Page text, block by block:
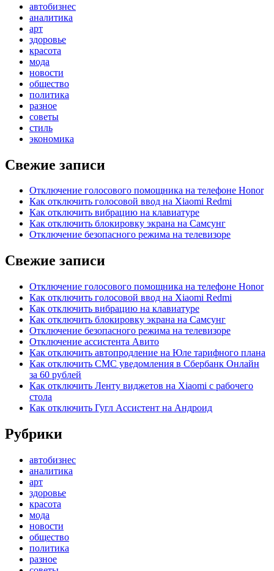
автобизнес
аналитика
арт
здоровье
красота
мода
новости
общество
политика
разное
советы
стиль
экономика
Свежие записи
Отключение голосового помощника на телефоне Honor
Как отключить голосовой ввод на Xiaomi Redmi
Как отключить вибрацию на клавиатуре
Как отключить блокировку экрана на Самсунг
Отключение безопасного режима на телевизоре
Свежие записи
Отключение голосового помощника на телефоне Honor
Как отключить голосовой ввод на Xiaomi Redmi
Как отключить вибрацию на клавиатуре
Как отключить блокировку экрана на Самсунг
Отключение безопасного режима на телевизоре
Отключение ассистента Авито
Как отключить автопродление на Юле тарифного плана
Как отключить СМС уведомления в Сбербанк Онлайн
за 60 рублей
Как отключить Ленту виджетов на Xiaomi с рабочего
стола
Как отключить Гугл Ассистент на Андроид
Рубрики
автобизнес
аналитика
арт
здоровье
красота
мода
новости
общество
политика
разное